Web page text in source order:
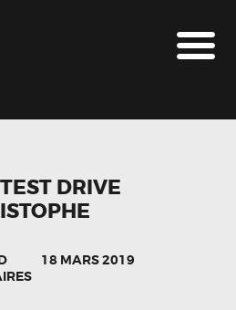
FRANCE
DRIVE
18 MARS 2019